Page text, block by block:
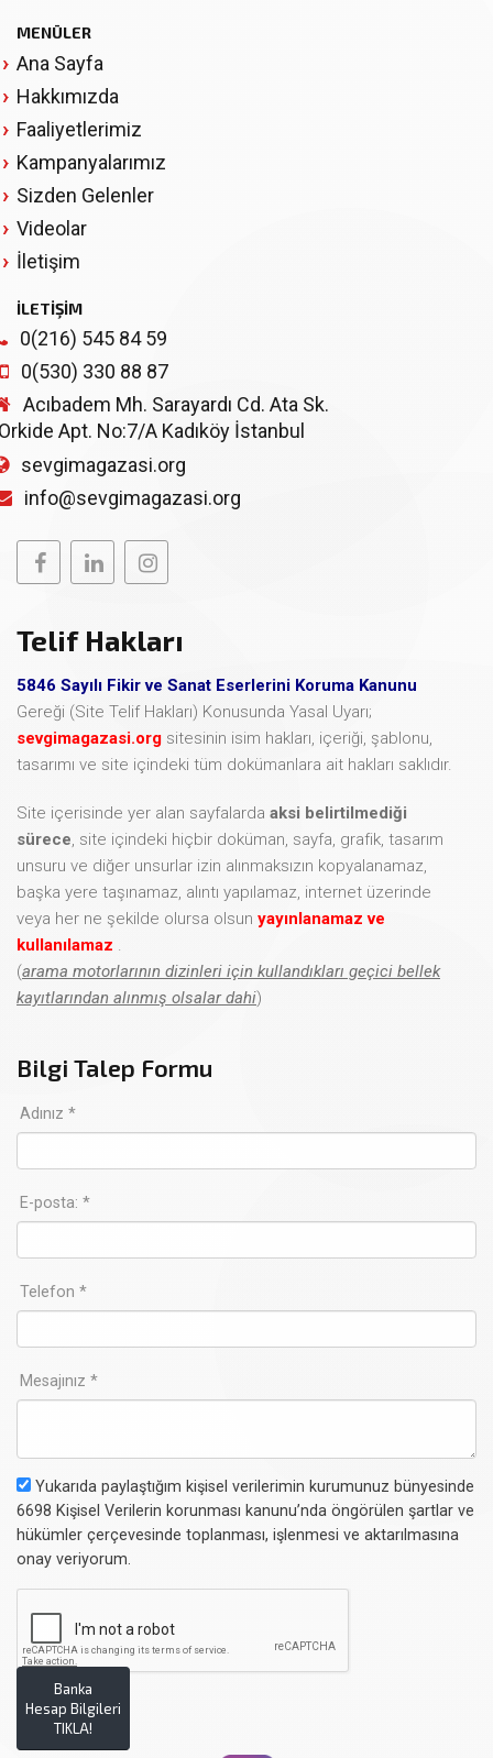
MENÜLER
Ana Sayfa
Hakkımızda
Faaliyetlerimiz
Kampanyalarımız
Sizden Gelenler
Videolar
İletişim
İLETİŞİM
0(216) 545 84 59
0(530) 330 88 87
Acıbadem Mh. Sarayardı Cd. Ata Sk.
Apt. No:7/A Kadıköy İstanbul
sevgimagazasi.org
info@sevgimagazasi.org
Telif Hakları
5846 Sayılı Fikir ve Sanat Eserlerini Koruma Kanunu
Gereği (Site Telif Hakları) Konusunda Yasal Uyarı;
sevgimagazasi.org sitesinin isim hakları, içeriği, şablonu,
tasarımı ve site içindeki tüm dokümanlara ait hakları saklıdır.
Site içerisinde yer alan sayfalarda aksi belirtilmediği
sürece, site içindeki hiçbir doküman, sayfa, grafik, tasarım
unsuru ve diğer unsurlar izin alınmaksızın kopyalanamaz,
başka yere taşınamaz, alıntı yapılamaz, internet üzerinde
veya her ne şekilde olursa olsun yayınlanamaz ve
kullanılamaz .
(arama motorlarının dizinleri için kullandıkları geçici bellek
kayıtlarından alınmış olsalar dahi)
Bilgi Talep Formu
Adınız *
E-posta: *
Telefon *
Mesajınız *
Yukarıda paylaştığım kişisel verilerimin kurumunuz bünyesinde
6698 Kişisel Verilerin korunması kanunu’nda öngörülen şartlar ve
hükümler çerçevesinde toplanması, işlenmesi ve aktarılmasına
onay veriyorum.
Banka
Hesap Bilgileri
TIKLA!